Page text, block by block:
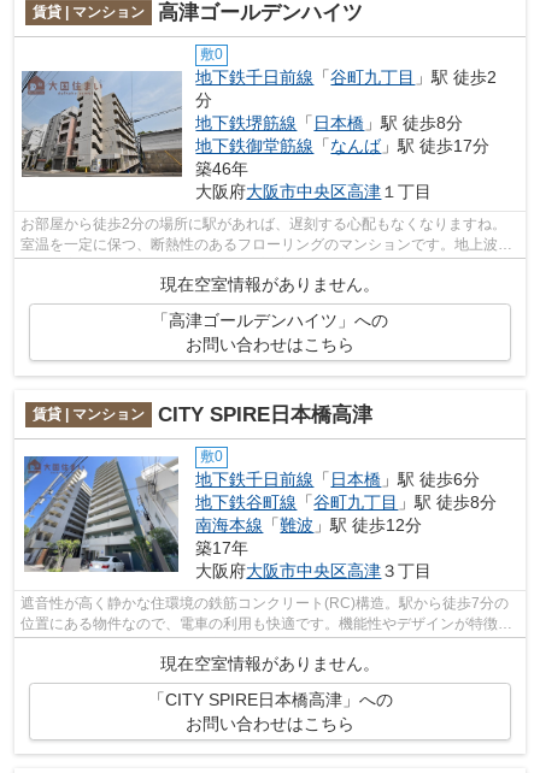
賃貸 | マンション 高津ゴールデンハイツ
敷0
地下鉄千日前線 「谷町九丁目 」駅 徒歩2
分
地下鉄堺筋線 「 日本橋 」駅 徒歩8分
地下鉄御堂筋線 「なんば」駅 徒歩17分
築46年
大阪府大阪市中央区高津 １丁目
お部屋から徒歩2分の場所に駅があれば、遅刻する心配もなくなりますね。
室温を一定に保つ、断熱性のあるフローリングのマンションです。地上波番
現在空室情報がありません。
「高津ゴールデンハイツ」への
お問い合わせはこちら
賃貸 | マンション CITY SPIRE日本橋高津
敷0
地下鉄千日前線 「 日本橋 」駅 徒歩6分
地下鉄谷町線 「谷町九丁目 」駅 徒歩8分
南海本線 「難波 」駅 徒歩12分
築17年
大阪府大阪市中央区高津３丁目
遮音性が高く静かな住環境の鉄筋コンクリート(RC)構造。駅から徒歩7分の
位置にある物件なので、電車の利用も快適です。機能性やデザインが特徴的
なお部屋。大国住まいで大阪市中央区付...
現在空室情報がありません。
「CITY SPIRE日本橋高津」への
お問い合わせはこちら